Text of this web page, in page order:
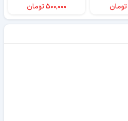
تومان ۵۰۰,۰۰۰تومان